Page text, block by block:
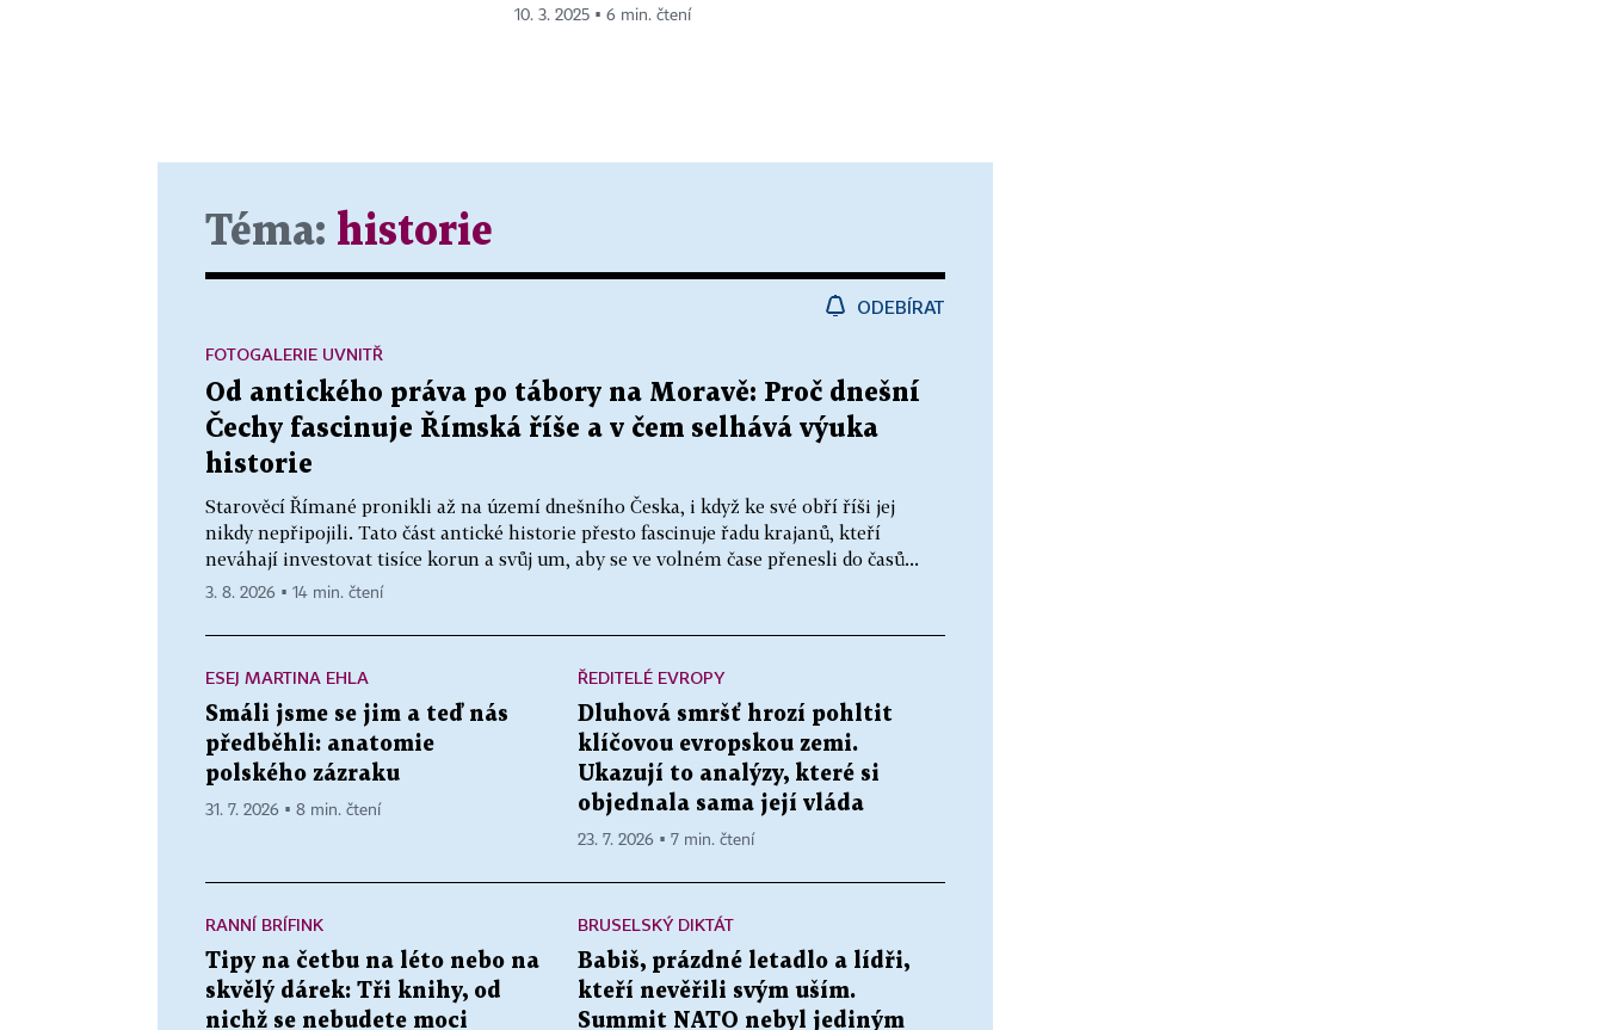
10. 3. 2025 ▪ 6 min. čtení
Téma: historie
ODEBÍRAT
Od antického práva po tábory na Moravě: Proč dnešní
Čechy fascinuje Římská říše a v čem selhává výuka
historie
Starověcí Římané pronikli až na území dnešního Česka, i když ke své obří říši jej
nikdy nepřipojili. Tato část antické historie přesto fascinuje řadu krajanů, kteří
neváhají investovat tisíce korun a svůj um, aby se ve volném čase přenesli do časů...
FOTOGALERIE UVNITŘ
3. 8. 2026 ▪ 14 min. čtení
ESEJ MARTINA EHLA
Smáli jsme se jim a teď nás
předběhli: anatomie
polského zázraku
31. 7. 2026 ▪ 8 min. čtení
ŘEDITELÉ EVROPY
Dluhová smršť hrozí pohltit
klíčovou evropskou zemi.
Ukazují to analýzy, které si
objednala sama její vláda
23. 7. 2026 ▪ 7 min. čtení
RANNÍ BRÍFINK
Tipy na četbu na léto nebo na
skvělý dárek: Tři knihy, od
nichž se nebudete moci
BRUSELSKÝ DIKTÁT
Babiš, prázdné letadlo a lídři,
kteří nevěřili svým uším.
Summit NATO nebyl jediným